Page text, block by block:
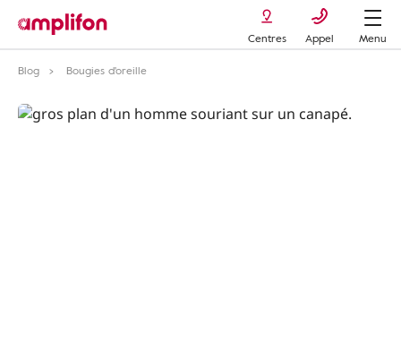
Centres Appel
Menu
Blog
Bougies d'oreille